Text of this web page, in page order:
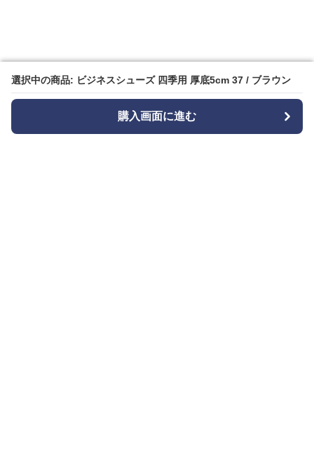
選択中の商品: ビジネスシューズ 四季用 厚底5cm 37 / ブラウン
購入画面に進む
選択中の商品: ビジネスシューズ 四季用 厚底5cm 37 / ブラウン
購入画面に進む